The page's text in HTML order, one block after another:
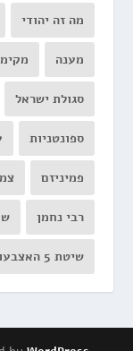
מה זה יהודי
מענה
סגולת ישראל
ספונטניות
פמיניזם
רבי נחמן
שיטת 5 האצבעות